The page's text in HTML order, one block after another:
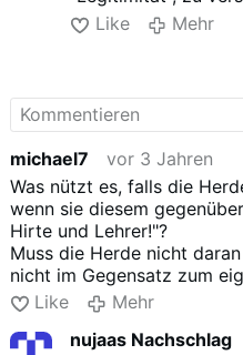
der Hölle
Ewigkeit und
ausgestattete
Wie Ihre
Like Mehr
michael7
vor 3 Jahren
Was nützt es, falls die
wenn sie diesem
Hirte und Lehrer!"?
Muss die Herde nicht
nicht im Gegensatz zum
Jesus Christus, stehen
folgen und ihn als wahren
Like
Mehr
nujaas Nachschlag